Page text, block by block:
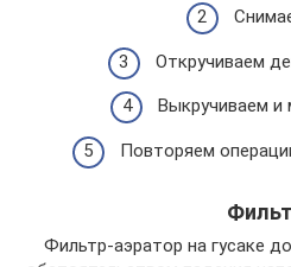
Откручиваем
Выкручиваем и
Повторяем
Фильтр-аэратор на гусаке